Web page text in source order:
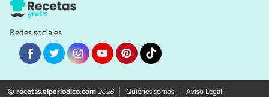
Redes sociales
© recetas.elperiodico.com2026 Quiénes somos Aviso Legal